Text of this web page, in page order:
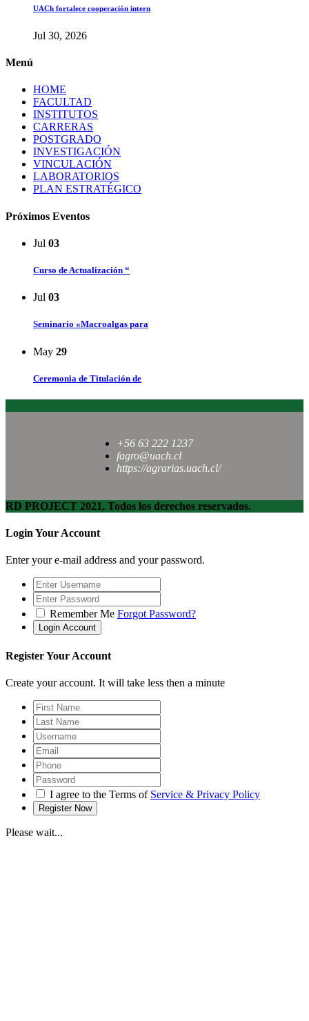
UACh fortalece cooperación intern
Jul 30, 2026
Menú
HOME
FACULTAD
INSTITUTOS
CARRERAS
POSTGRADO
INVESTIGACIÓN
VINCULACIÓN
LABORATORIOS
PLAN ESTRATÉGICO
Próximos Eventos
Jul 03
Curso de Actualización “
Jul 03
Seminario «Macroalgas para
May 29
Ceremonia de Titulación de
+56 63 222 1237
fagro@uach.cl
https://agrarias.uach.cl/
RD PROJECT 2021, Todos los derechos reservados.
Login Your Account
Enter your e-mail address and your password.
Remember Me Forgot Password?
Register Your Account
Create your account. It will take less then a minute
I agree to the Terms of Service & Privacy Policy
Please wait...